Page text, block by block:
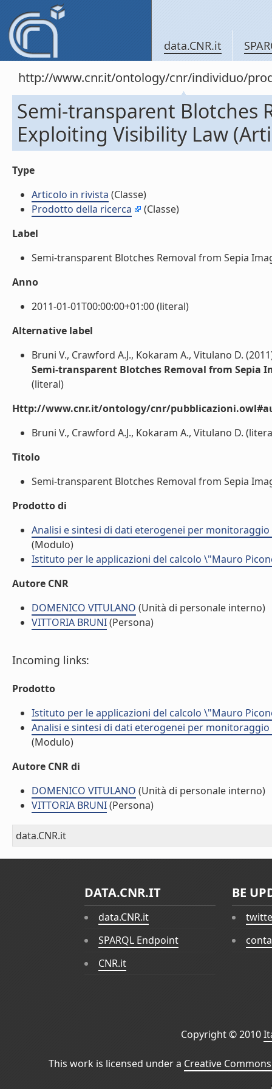
data.CNR.it
http://www.cnr.it/ontology/cnr/individuo/
Semi-transparent Blotches
Exploiting Visibility Law
Type
Articolo in rivista (Classe)
Prodotto della ricerca
(Classe)
Label
Semi-transparent Blotches Removal from Sepia
Anno
2011-01-01T00:00:00+01:00 (literal)
Alternative label
Bruni V., Crawford A.J., Kokaram A., Vitulano D.
Semi-transparent Blotches Removal from Sepia
(literal)
Http://www.cnr.it/ontology/cnr/
Bruni V., Crawford A.J., Kokaram A., Vitulano D.
Titolo
Semi-transparent Blotches Removal from Sepia
Prodotto di
Analisi e sintesi di dati eterogenei per monitoraggio
(Modulo)
Istituto per le applicazioni del calcolo \"Mauro
Autore CNR
DOMENICO VITULANO (Unità di personale interno)
VITTORIA BRUNI(Persona)
Incoming links:
Prodotto
Istituto per le applicazioni del calcolo \"Mauro
Analisi e sintesi di dati eterogenei per monitoraggio
(Modulo)
Autore CNR di
DOMENICO VITULANO (Unità di personale interno)
VITTORIA BRUNI(Persona)
data.CNR.it
DATA.CNR.IT
data.CNR.it
SPARQL Endpoint
CNR.it
BE
Copyright © 2010
This work is licensed under a Creative